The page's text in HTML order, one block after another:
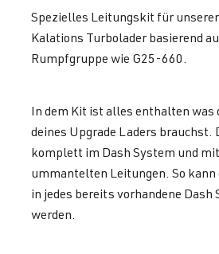
Spezielles Leitungskit für
Kalations Turbolader basierend
Rumpfgruppe wie G25-660.
In dem Kit ist alles enthalten was
deines Upgrade Laders brauchst.
komplett im Dash System und
ummantelten Leitungen. So
in jedes bereits vorhandene
werden.